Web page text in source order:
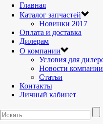
Главная
Каталог запчастей
Новинки 2017
Оплата и доставка
Дилерам
О компании
Условия для
Новости компании
Статьи
Контакты
Личный кабинет